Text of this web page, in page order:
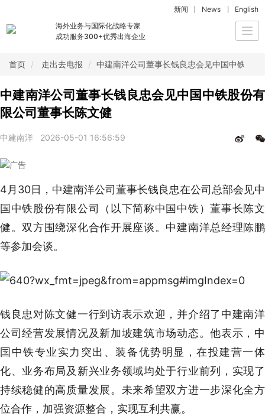
海外业务与国际化战略专家
成功服务300+优秀出海企业
新闻 News English
首页 走出去电报 中建南洋公司董事长钱良忠会见中国中铁股
中建南洋公司董事长钱良忠会见中国中铁股份有
限公司董事长陈文健
中建南洋 2026-05-01 16:56:59
4月30日，中建南洋公司董事长钱良忠在公司总部会见中
国中铁股份有限公司（以下简称中国中铁）董事长陈文
健。双方围绕深化合作开展座谈。中建南洋总经理陈鹏
等参加会谈。
钱良忠对陈文健一行到访表示欢迎，并介绍了中建南洋
公司经营发展情况及新加坡建筑市场动态。他表示，中
国中铁专业实力突出、装备优势明显，在投建营一体
化、业务布局及新兴业务领域均处于行业前列，实现了
持续稳健的高质量发展。未来希望双方进一步深化全方
位合作，加强资源整合，实现互利共赢。